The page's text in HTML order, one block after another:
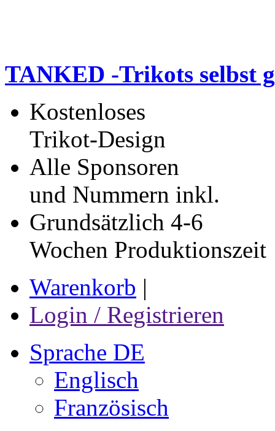
TANKED -Trikots selbst
Kostenloses
Trikot-Design
Alle Sponsoren
und Nummern inkl.
Grundsätzlich 4-6
Wochen Produktionszeit
Warenkorb |
Login / Registrieren
Sprache DE
Englisch
Französisch